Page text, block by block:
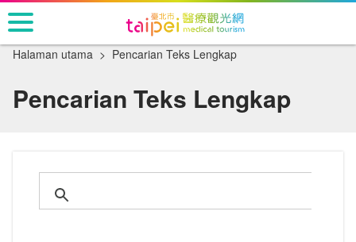
Pergi
ke
bagian
Halaman utama Pencarian Teks Lengkap
Pencarian Teks Lengkap